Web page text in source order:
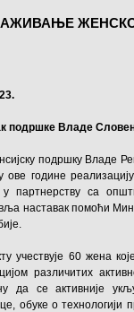
подршке Владе
подршку Владе
ове године
у партнерству са
наставак помоћи
учествује 60 жена
различитих
да се активније
обуке о технологији